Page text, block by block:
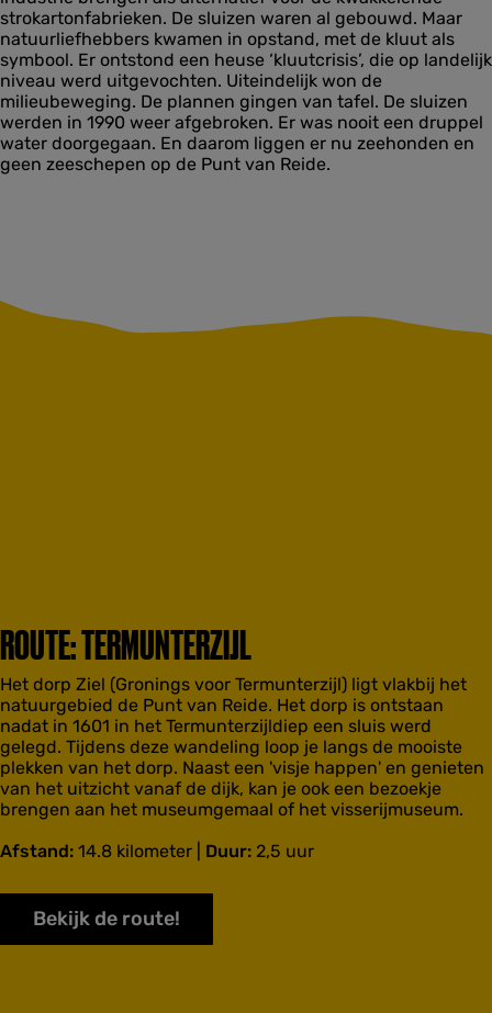
strokartonfabrieken. De sluizen waren al gebouwd. Maar
natuurliefhebbers kwamen in opstand, met de kluut als
symbool. Er ontstond een heuse ‘kluutcrisis’, die op landelijk
niveau werd uitgevochten. Uiteindelijk won de
milieubeweging. De plannen gingen van tafel. De sluizen
werden in 1990 weer afgebroken. Er was nooit een druppel
water doorgegaan. En daarom liggen er nu zeehonden en
geen zeeschepen op de Punt van Reide.
ROUTE: TERMUNTERZIJL
Het dorp Ziel (Gronings voor Termunterzijl) ligt vlakbij het
natuurgebied de Punt van Reide. Het dorp is ontstaan
nadat in 1601 in het Termunterzijldiep een sluis werd
gelegd. Tijdens deze wandeling loop je langs de mooiste
plekken van het dorp. Naast een 'visje happen' en genieten
van het uitzicht vanaf de dijk, kan je ook een bezoekje
brengen aan het museumgemaal of het visserijmuseum.
Afstand: 14.8 kilometer | Duur: 2,5 uur
Bekijk de route!